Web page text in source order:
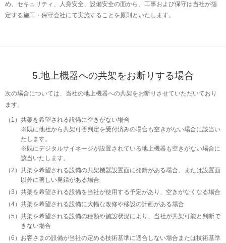
め、セキュリティ、人身安全、設備安全の面から、工事および保守は当社が指
定する施工・保守会社にて実施することを原則といたします。
5.地上機器への共架をお断りする場合
次の場合については、当社の地上機器への共架をお断りさせていただいており
ます。
（1） 共架を希望される設備に空きがない場合
※既に他社から共架可否判定を受付済みの場合も空きがない場合に該当い
たします。
※既にデジタルサイネージが設置されている地上機器も空きがない場合に
該当いたします。
（2） 共架を希望される設備の共架機器設置面に発錆がある場合、または設置面
以外に著しい発錆がある場合
（3） 共架を希望される設備を当社が使用する予定があり、空きがなくなる場合
（4） 共架を希望される設備に大幅な改修や移設の計画がある場合
（5） 共架を希望される設備の種類や施設状況により、当社が共架可能と判断で
きない場合
（6） お客さまの設備が当社の定める技術基準に適合しない場合または技術基準